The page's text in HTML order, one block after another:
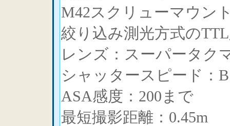
M42スクリューマウン
絞り込み測光方式の
レンズ：スーパータク
シャッタースピード：
ASA感度：200まで
最短撮影距離：0.45m